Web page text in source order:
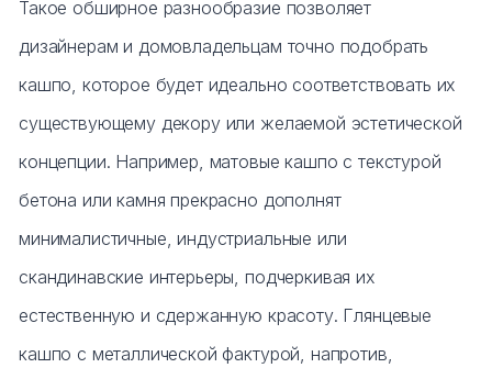
Такое обширное разнообразие позволяет
дизайнерам и домовладельцам точно подобрать
кашпо, которое будет идеально соответствовать их
существующему декору или желаемой эстетической
концепции. Например, матовые кашпо с текстурой
бетона или камня прекрасно дополнят
минималистичные, индустриальные или
скандинавские интерьеры, подчеркивая их
естественную и сдержанную красоту. Глянцевые
кашпо с металлической фактурой, напротив,